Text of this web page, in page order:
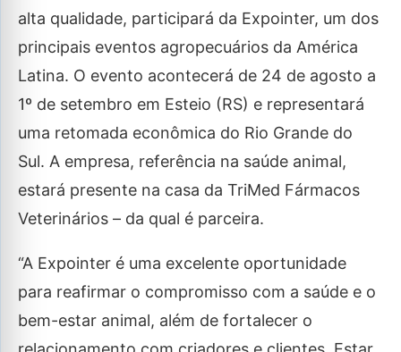
alta qualidade, participará da Expointer, um dos
principais eventos agropecuários da América
Latina. O evento acontecerá de 24 de agosto a
1º de setembro em Esteio (RS) e representará
uma retomada econômica do Rio Grande do
Sul. A empresa, referência na saúde animal,
estará presente na casa da TriMed Fármacos
Veterinários – da qual é parceira.
“A Expointer é uma excelente oportunidade
para reafirmar o compromisso com a saúde e o
bem-estar animal, além de fortalecer o